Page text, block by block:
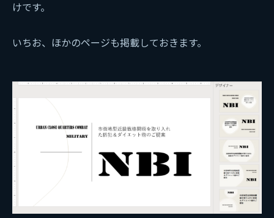
けです。
いちお、ほかのページも掲載しておきます。